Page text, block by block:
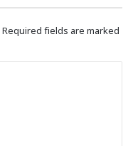
Required fields are marked